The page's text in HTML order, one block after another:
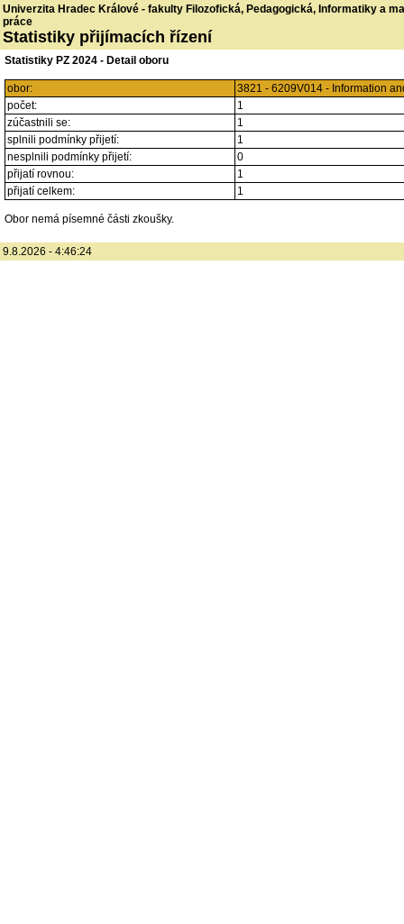
Univerzita Hradec Králové - fakulty Filozofická, Pedagogická, Informatiky a
práce
Statistiky přijímacích řízení
Statistiky PZ 2024 - Detail oboru
obor:
3821 - 6209V014 - Information
počet:
1
zúčastnili se:
1
splnili podmínky přijetí:
1
nesplnili podmínky přijetí:
0
přijatí rovnou:
1
přijatí celkem:
1
Obor nemá písemné části zkoušky.
9.8.2026 - 4:46:24